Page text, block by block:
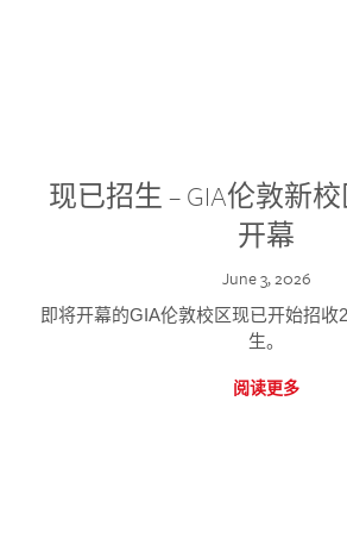
现已招生 – GIA伦敦新
开幕
June 3, 2026
即将开幕的GIA伦敦校区现已开始招收
生。
阅读更多